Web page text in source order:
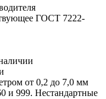
ГОСТ 7222-
от 0,2 до 7,0 мм
и 999. Нестандартные